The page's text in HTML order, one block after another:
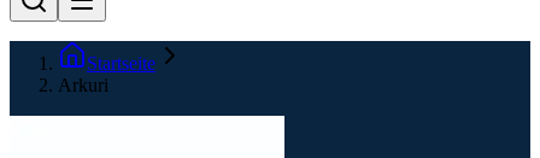
Startseite
Arkuri